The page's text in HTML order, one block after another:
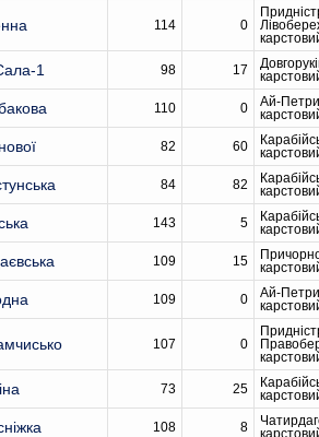
114 0
1 98 17
110 0
Ай-
82 60
84 82
143 5
109 15
109 0
Ай-
107 0
73 25
108 8